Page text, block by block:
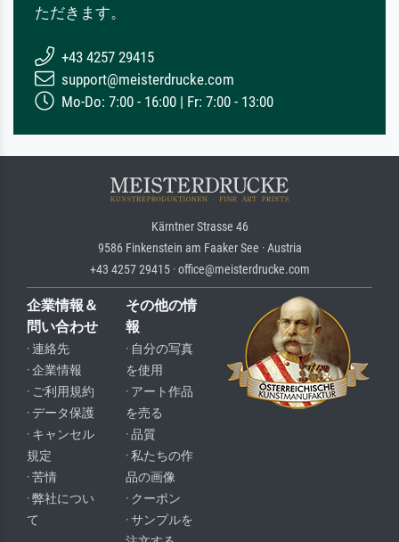
ただきます。
+43 4257 29415
support@meisterdrucke.com
Mo-Do: 7:00 - 16:00 | Fr: 7:00 - 13:00
Kärntner Strasse 46
9586 Finkenstein am Faaker See · Austria
+43 4257 29415 · office@meisterdrucke.com
企業情報＆
問い合わせ
· 連絡先
· 企業情報
· ご利用規約
· データ保護
· キャンセル
規定
· 苦情
· 弊社につい
て
その他の情
報
· 自分の写真
を使用
· アート作品
を売る
· 品質
· 私たちの作
品の画像
· クーポン
· サンプルを